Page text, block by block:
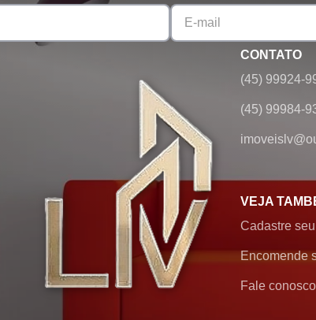
CONTATO
(45) 99924-
(45) 99984-
VEJA
Cadastre
Encomende
Fale conosco